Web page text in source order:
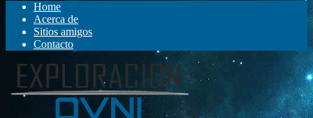
Home
Acerca de
Sitios amigos
Contacto